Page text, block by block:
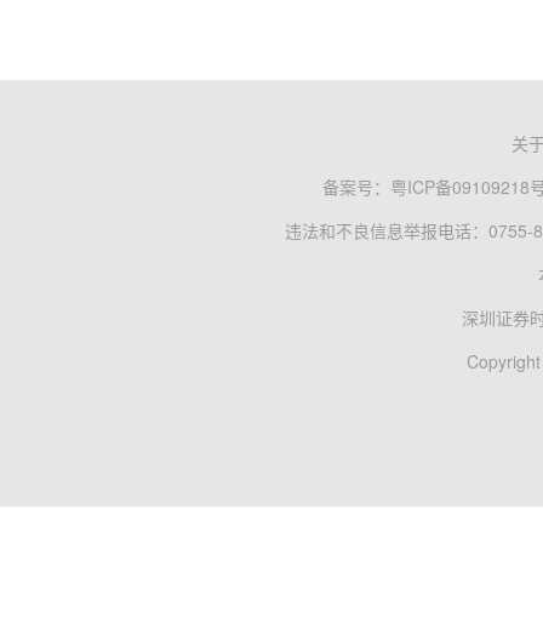
关
备案号： 粤ICP备09109218
违法和不良信息举报电话：0755-
深圳证券